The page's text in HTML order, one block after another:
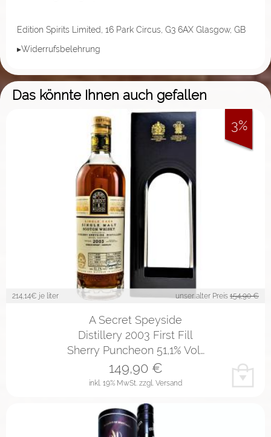
Edition Spirits Limited, 16 Park Circus, G3 6AX Glasgow, GB
▸Widerrufsbelehrung
Das könnte Ihnen auch gefallen
214,14€ je liter unser alter Preis 154,90 €
A Secret Speyside
Distillery 2003 First Fill
Sherry Puncheon 51,1% Vol…
inkl. 19% MwSt. zzgl. Versand
149,90€
3%